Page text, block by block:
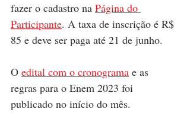
fazer o cadastro na Página do
Participante. A taxa de inscrição é R$
85 e deve ser paga até 21 de junho.
O edital com o cronograma e as
regras para o Enem 2023 foi
publicado no início do mês.